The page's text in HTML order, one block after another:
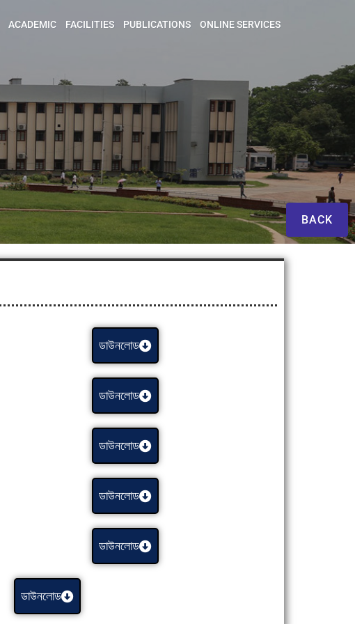
ACADEMIC FACILITIES PUBLICATIONS ONLINE SERVICES
BACK
ডাউনলোড
ডাউনলোড
ডাউনলোড
ডাউনলোড
ডাউনলোড
ডাউনলোড